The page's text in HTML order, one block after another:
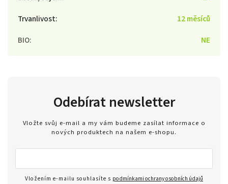
Trvanlivost:
12 měsíců
BIO: NE
Odebírat newsletter
Vložte svůj e-mail a my vám budeme zasílat informace o
nových produktech na našem e-shopu.
Vložením e-mailu souhlasíte s podmínkami ochrany osobních údajů